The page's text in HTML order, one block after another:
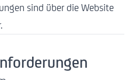
sind über die Website